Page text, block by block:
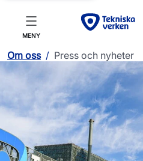
MENY
Om oss / Press och nyheter